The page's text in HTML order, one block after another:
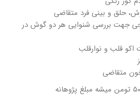
جهت بررسی شنوایی هر دو گوش در